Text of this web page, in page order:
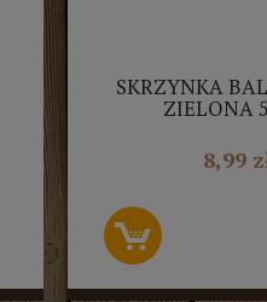
SKRZYNKA
ZIELONA
8,99